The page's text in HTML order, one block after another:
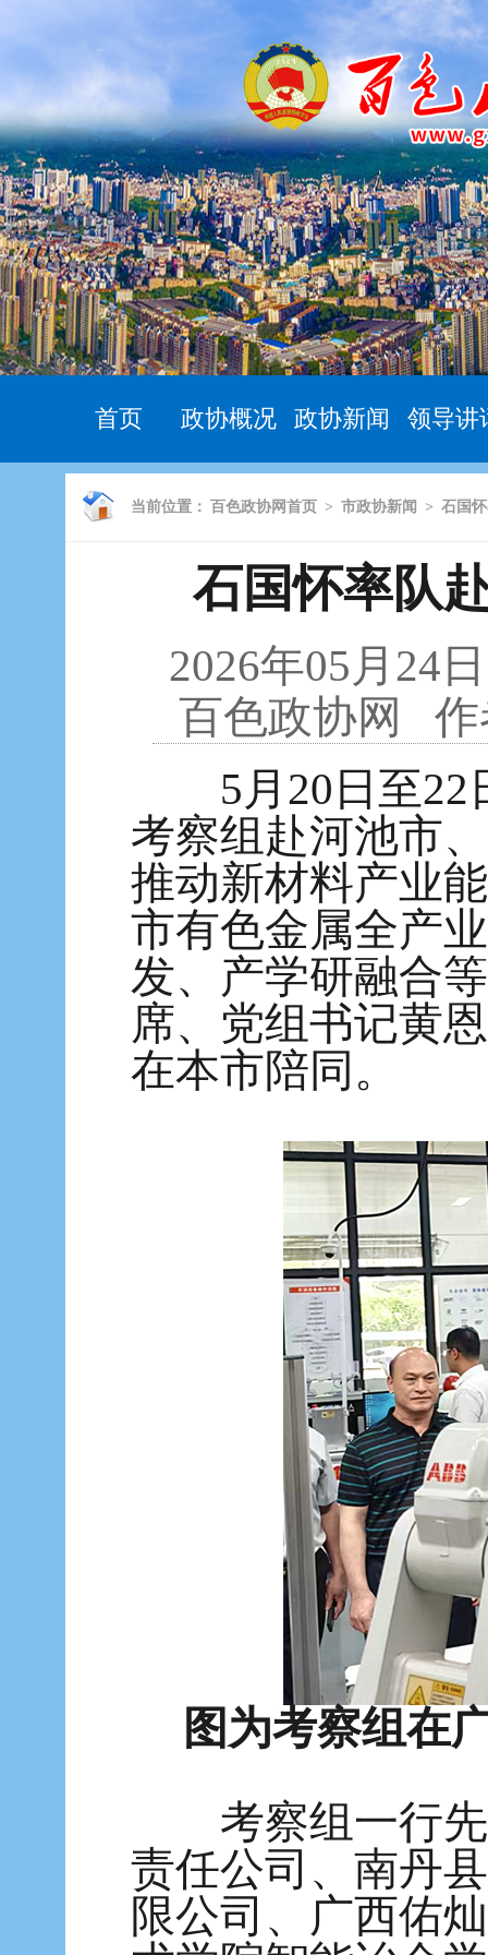
首页 政协概况 政协新闻 领导讲
当前位置： 百色政协网首页 > 市政协新闻 > 石国
石国怀率队
2026年05月24
百色政协网
作
5月20日至22
考察组赴河池市
推动新材料产业
市有色金属全产
发、产学研融合
席、党组书记黄
在本市陪同。
图为考察组在
考察组一行先
责任公司、南丹
限公司、广西佑